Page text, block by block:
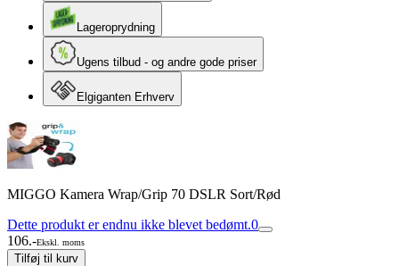
Lageroprydning
Ugens tilbud - og andre gode priser
Elgiganten Erhverv
MIGGO Kamera Wrap/Grip 70 DSLR Sort/Rød
Dette produkt er endnu ikke blevet bedømt.0
106.-Ekskl. moms
Tilføj til kurv